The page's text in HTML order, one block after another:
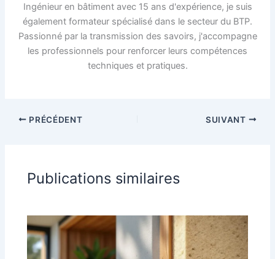
Ingénieur en bâtiment avec 15 ans d'expérience, je suis
également formateur spécialisé dans le secteur du BTP.
Passionné par la transmission des savoirs, j'accompagne
les professionnels pour renforcer leurs compétences
techniques et pratiques.
PRÉCÉDENT SUIVANT
Publications similaires